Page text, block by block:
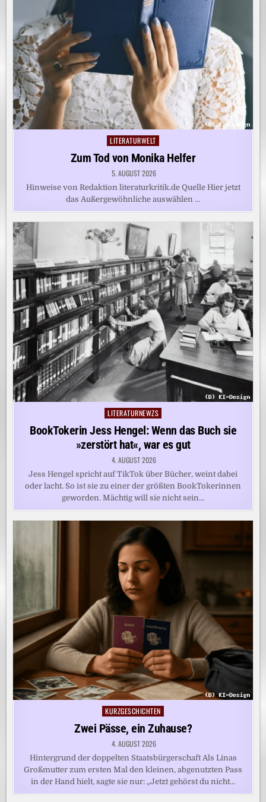
Posted
in
LITERATURWELT
Zum Tod von Monika Helfer
5. AUGUST 2026
Hinweise von Redaktion literaturkritik.de Quelle Hier jetzt
das Außergewöhnliche auswählen …
Posted
LITERATURNEWZS
BookTokerin Jess Hengel: Wenn das Buch sie
»zerstört hat«, war es gut
4. AUGUST 2026
Jess Hengel spricht auf TikTok über Bücher, weint dabei
oder lacht. So ist sie zu einer der größten BookTokerinnen
geworden. Mächtig will sie nicht sein…
Posted
in
KURZGESCHICHTEN
Zwei Pässe, ein Zuhause?
4. AUGUST 2026
Hintergrund der doppelten Staatsbürgerschaft Als Linas
Großmutter zum ersten Mal den kleinen, abgenutzten Pass
in der Hand hielt, sagte sie nur: „Jetzt gehörst du nicht…